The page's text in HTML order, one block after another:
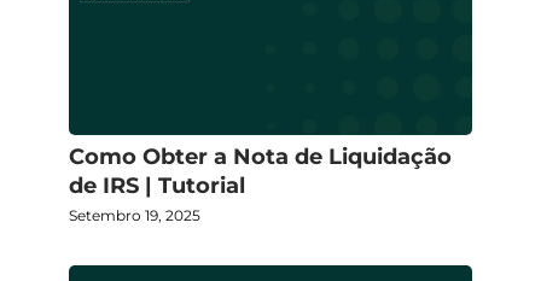
Como Obter a Nota de Liquidação
de IRS | Tutorial
Setembro 19, 2025